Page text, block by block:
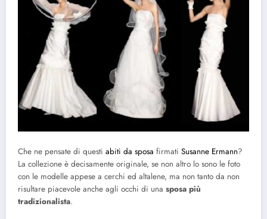
Che ne pensate di questi abiti da sposa firmati Susanne Ermann?
La collezione è decisamente originale, se non altro lo sono le foto
con le modelle appese a cerchi ed altalene, ma non tanto da non
risultare piacevole anche agli occhi di una sposa più
tradizionalista.